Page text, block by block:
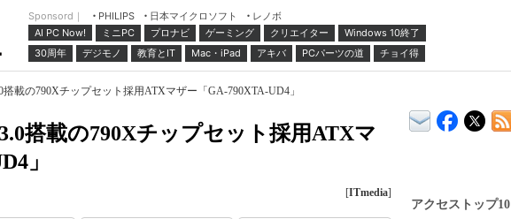
Sponsord｜ PHILIPS 日本マイクロソフト
レノボ
AI PC Now!
ミニPC プロナビ ゲーミング クリエイター
Windows 10終了
30周年
デジモノ 教育とIT Mac・iPad アキバ PCパーツの道 チョイ得
載の790Xチップセット採用ATXマザー「GA-790XTA-UD4」
搭載の790Xチップセット採用ATXマ
」
[ITmedia]
アクセストップ10